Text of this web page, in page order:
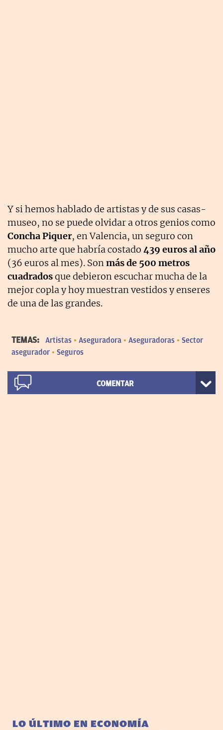
Y si hemos hablado de artistas y de sus casas-
museo, no se puede olvidar a otros genios como
Concha Piquer, en Valencia, un seguro con
mucho arte que habría costado 439 euros al año
(36 euros al mes). Sonmás de 500 metros
cuadradosque debieron escuchar mucha de la
mejor copla y hoy muestran vestidos y enseres
de una de las grandes.
TEMAS: Artistas Aseguradora Aseguradoras
Sector
asegurador
Seguros
COMENTAR
LO ÚLTIMO EN ECONOMÍA